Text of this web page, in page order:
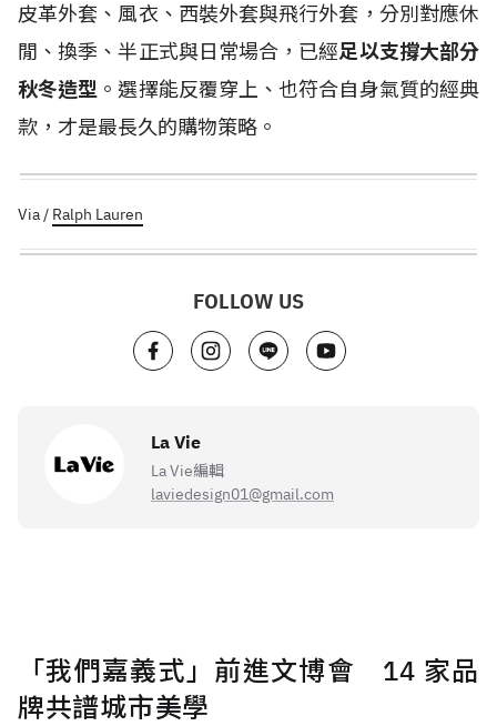
皮革外套、風衣、西裝外套與飛行外套，分別對應休
閒、換季、半正式與日常場合，已經足以支撐大部分
秋冬造型 。選擇能反覆穿上、也符合自身氣質的經典
款，才是最長久的購物策略。
Via / Ralph Lauren
FOLLOW US
La Vie
La Vie編輯
laviedesign01@gmail.com
「我們嘉義式」前進文博會 14 家品
牌共譜城市美學